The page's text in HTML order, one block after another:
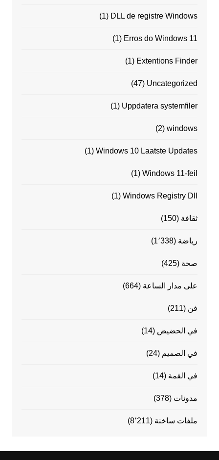
DLL de registre Windows
(1)
Erros do Windows 11
(1)
Extentions Finder
(1)
Uncategorized
(47)
Uppdatera systemfiler
(1)
windows
(2)
Windows 10 Laatste Updates
(1)
Windows 11-feil
(1)
Windows Registry Dll
(1)
ثقافة (150)
رياضة (1٬338)
صحة (425)
على مدار الساعة (664)
فن (211)
في الحضيض (14)
في الصميم (24)
في القمة (14)
مدونات (378)
ملفات ساخنة (8٬211)